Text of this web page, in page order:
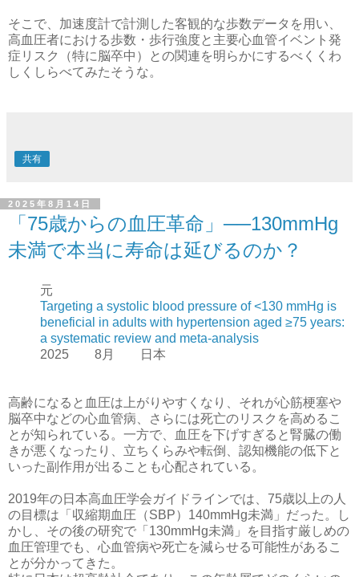
そこで、加速度計で計測した客観的な歩数データを用い、
高血圧者における歩数・歩行強度と主要心血管イベント発
症リスク（特に脳卒中）との関連を明らかにするべくくわ
しくしらべてみたそうな。
共有
2025年8月14日
「75歳からの血圧革命」──130mmHg
未満で本当に寿命は延びるのか？
元
Targeting a systolic blood pressure of <130 mmHg is
beneficial in adults with hypertension aged ≥75 years:
a systematic review and meta-analysis
2025 8月 日本
高齢になると血圧は上がりやすくなり、それが心筋梗塞や
脳卒中などの心血管病、さらには死亡のリスクを高めるこ
とが知られている。一方で、血圧を下げすぎると腎臓の働
きが悪くなったり、立ちくらみや転倒、認知機能の低下と
いった副作用が出ることも心配されている。
2019年の日本高血圧学会ガイドラインでは、75歳以上の人
の目標は「収縮期血圧（SBP）140mmHg未満」だった。し
かし、その後の研究で「130mmHg未満」を目指す厳しめの
血圧管理でも、心血管病や死亡を減らせる可能性があるこ
とが分かってきた。